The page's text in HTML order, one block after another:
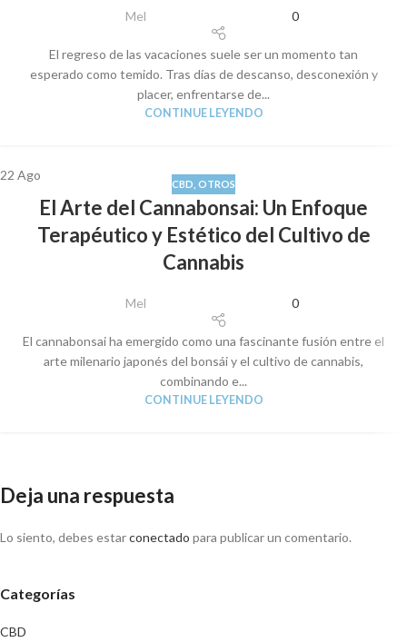
Mel 0
El regreso de las vacaciones suele ser un momento tan
esperado como temido. Tras días de descanso, desconexión y
placer, enfrentarse de...
CONTINUE LEYENDO
22 Ago
CBD OTROS
El Arte del Cannabonsai: Un Enfoque
Terapéutico y Estético del Cultivo de
Cannabis
Mel 0
El cannabonsai ha emergido como una fascinante fusión entre el
arte milenario japonés del bonsái y el cultivo de cannabis,
combinando e...
CONTINUE LEYENDO
Deja una respuesta
Lo siento, debes estarconectado para publicar un comentario.
Categorías
CBD